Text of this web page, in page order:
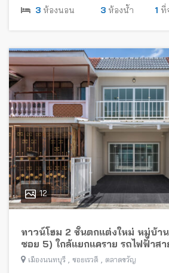
3 ห้องนอน 3 ห้องน้ำ 1 ที่
12
ทาวน์โฮม 2 ชั้นตกแต่งใหม่ หมู่บ้าน
ซอย 5) ใกล้แยกแคราย รถไฟฟ้าส
เมืองนนทบุรี ซอยเรวดี ตลาดขวัญ